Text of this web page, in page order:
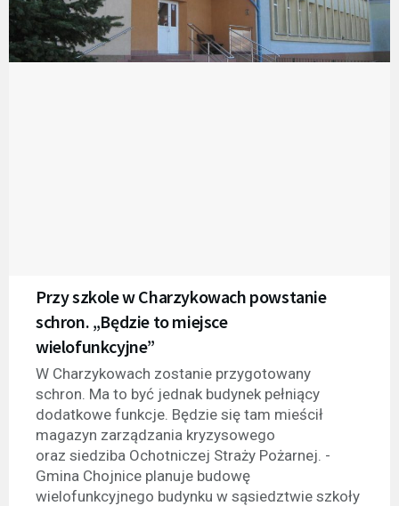
Przy szkole w Charzykowach powstanie
schron. „Będzie to miejsce
wielofunkcyjne”
W Charzykowach zostanie przygotowany
schron. Ma to być jednak budynek pełniący
dodatkowe funkcje. Będzie się tam mieścił
magazyn zarządzania kryzysowego
oraz siedziba Ochotniczej Straży Pożarnej. -
Gmina Chojnice planuje budowę
wielofunkcyjnego budynku w sąsiedztwie szkoły